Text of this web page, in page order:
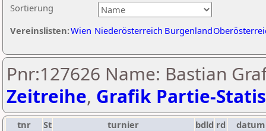
Sortierung
Vereinslisten:Wien Niederösterreich Burgenland
Pnr:127626 Name: Bastian
Zeitreihe, Grafik Partie-
tnr St turnier bdld rd
datum